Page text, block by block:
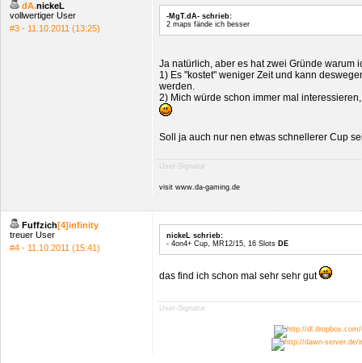
dA.nickeL
vollwertiger User
#3 - 11.10.2011 (13:25)
-MgT.dA- schrieb:
2 maps fände ich besser
Ja natürlich, aber es hat zwei Gründe warum
1) Es "kostet" weniger Zeit und kann
werden.
2) Mich würde schon immer mal
Soll ja auch nur nen etwas schnellerer Cup
User-Signatur
visit www.da-gaming.de
Fuffzich[4]infinity
treuer User
#4 - 11.10.2011 (15:41)
nickeL schrieb:
- 4on4+ Cup, MR12/15, 16 Slots DE
das find ich schon mal sehr sehr gut
User-Signatur